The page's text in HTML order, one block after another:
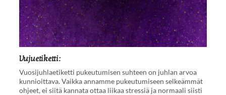
Vujuetiketti:
Vuosijuhlaetiketti pukeutumisen suhteen on juhlan arvoa
kunnioittava. Vaikka annamme pukeutumiseen selkeämmät
ohjeet, ei siitä kannata ottaa liikaa stressiä ja normaali siisti